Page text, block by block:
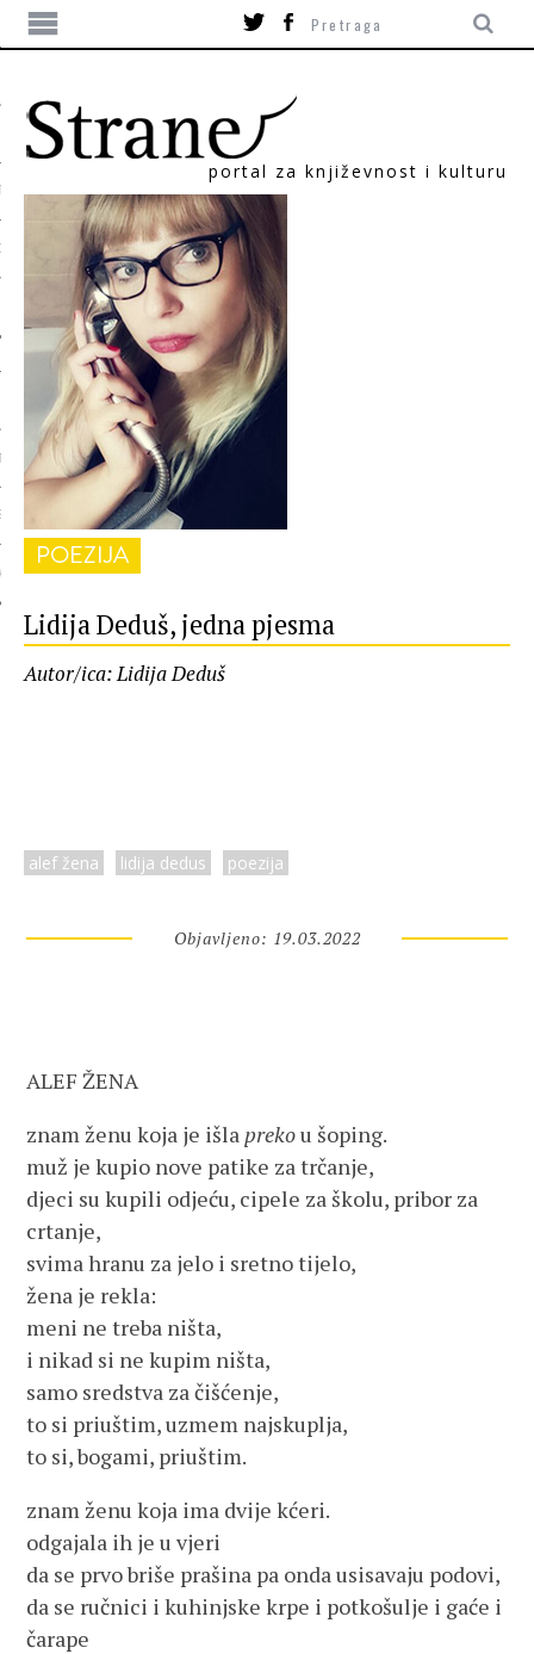
portal za književnost i kulturu
POEZIJA
Lidija Deduš, jedna pjesma
Autor/ica: Lidija Deduš
alef žena lidija dedus poezija
Objavljeno: 19.03.2022
ALEF ŽENA
znam ženu koja je išla prekou šoping.
muž je kupio nove patike za trčanje,
djeci su kupili odjeću, cipele za školu, pribor za
crtanje,
svima hranu za jelo i sretno tijelo,
žena je rekla:
meni ne treba ništa,
i nikad si ne kupim ništa,
samo sredstva za čišćenje,
to si priuštim, uzmem najskuplja,
to si, bogami, priuštim.
znam ženu koja ima dvije kćeri.
odgajala ih je u vjeri
da se prvo briše prašina pa onda usisavaju podovi,
da se ručnici i kuhinjske krpe i potkošulje i gaće i
čarape